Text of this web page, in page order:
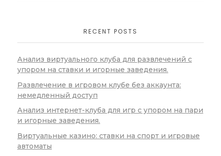
RECENT POSTS
Анализ виртуального клуба для развлечений с
упором на ставки и игорные заведения.
Развлечение в игровом клубе без аккаунта:
немедленный доступ
Анализ интернет-клуба для игр с упором на пари
и игорные заведения.
Виртуальные казино: ставки на спорт и игровые
автоматы